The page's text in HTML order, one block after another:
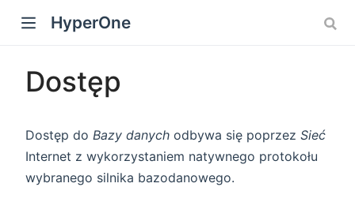
HyperOne
Dostęp
Dostęp do Bazy danych odbywa się poprzez Sieć
Internet z wykorzystaniem natywnego protokołu
wybranego silnika bazodanowego.